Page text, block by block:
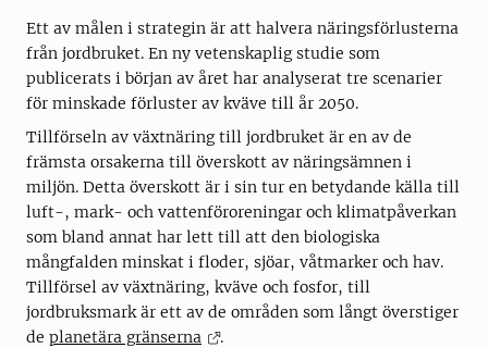
Ett av målen i strategin är att halvera näringsförlusterna
från jordbruket. En ny vetenskaplig studie som
publicerats i början av året har analyserat tre scenarier
för minskade förluster av kväve till år 2050.
Tillförseln av växtnäring till jordbruket är en av de
främsta orsakerna till överskott av näringsämnen i
miljön. Detta överskott är i sin tur en betydande källa till
luft-, mark- och vattenföroreningar och klimatpåverkan
som bland annat har lett till att den biologiska
mångfalden minskat i floder, sjöar, våtmarker och hav.
Tillförsel av växtnäring, kväve och fosfor, till
jordbruksmark är ett av de områden som långt överstiger
de planetära gränserna .